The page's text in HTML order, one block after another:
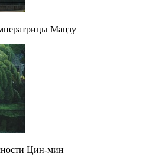
Мацзу
Цин-мин